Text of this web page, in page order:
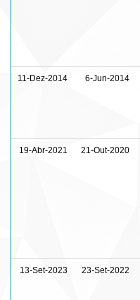
11-Dez-2014 6-Jun-2014
19-Abr-2021 21-Out-2020
13-Set-2023 23-Set-2022